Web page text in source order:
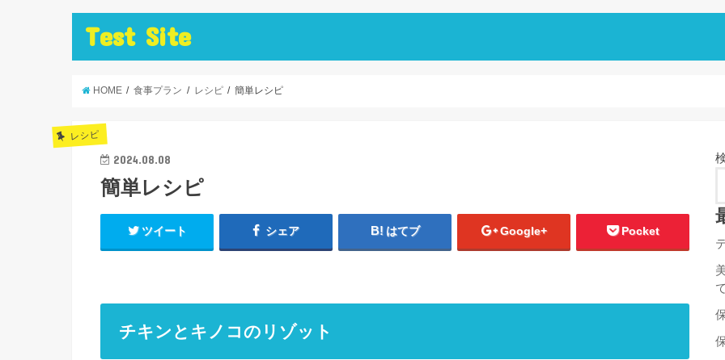
Test Site
HOME 食事プラン レシピ 簡単レシピ
レシピ
2024.08.08
簡単レシピ
ツイート シェア はてブ Google+ Pocket
チキンとキノコのリゾット